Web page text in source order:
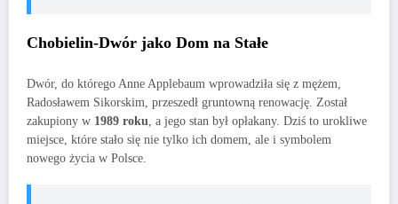
Chobielin-Dwór jako Dom na Stałe
Dwór, do którego Anne Applebaum wprowadziła się z mężem,
Radosławem Sikorskim, przeszedł gruntowną renowację. Został
zakupiony w 1989 roku, a jego stan był opłakany. Dziś to urokliwe
miejsce, które stało się nie tylko ich domem, ale i symbolem
nowego życia w Polsce.